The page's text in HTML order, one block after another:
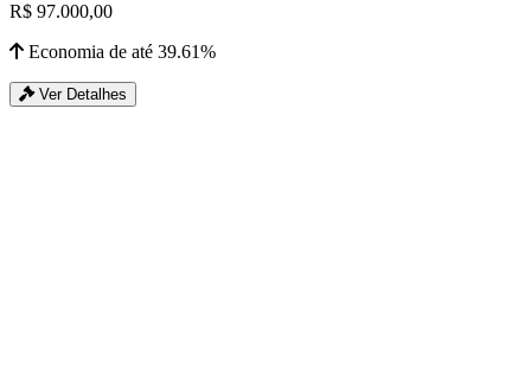
R$ 97.000,00
Economia de até 39.61%
Ver Detalhes